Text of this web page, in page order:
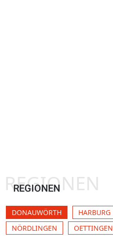
REGIONEN
REGIONEN
DONAUWÖRTH HARBURG
NÖRDLINGEN
OETTINGEN